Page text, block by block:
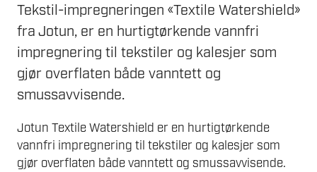
Tekstil-impregneringen «Textile Watershield»
fra Jotun, er en hurtigtørkende vannfri
impregnering til tekstiler og kalesjer som
gjør overflaten både vanntett og
smussavvisende.
Jotun Textile Watershield er en hurtigtørkende
vannfri impregnering til tekstiler og kalesjer som
gjør overflaten både vanntett og smussavvisende.